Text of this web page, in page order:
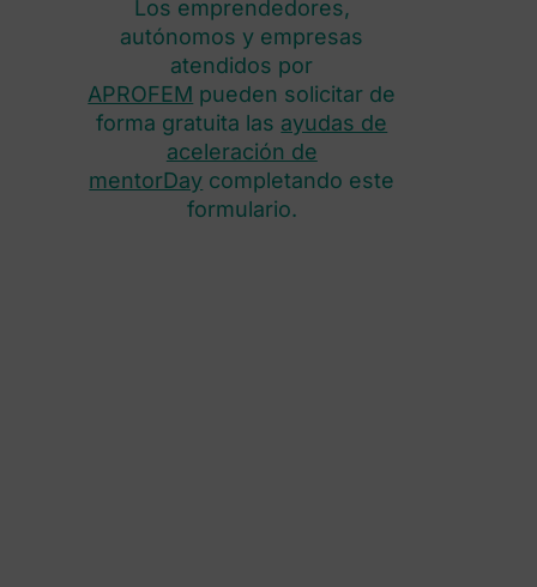
Los emprendedores,
autónomos y empresas
atendidos por
APROFEM pueden solicitar de
forma gratuita las ayudas de
aceleración de
mentorDay completando este
formulario.